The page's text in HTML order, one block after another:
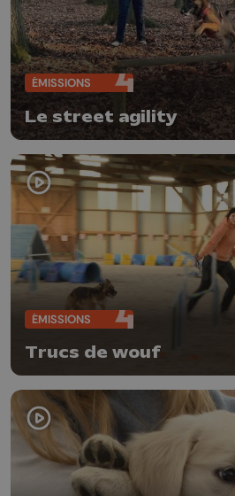
ÉMISSIONS
Le street agility
ÉMISSIONS
Trucs de wouf